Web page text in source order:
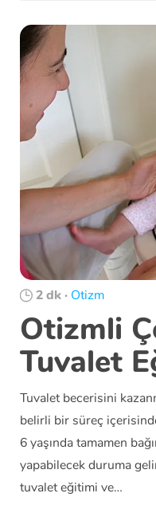
2 dk · Otizm
Otizmli
Tuvalet
Tuvalet becerisini
belirli bir süreç
6 yaşında tamamen
yapabilecek duruma
tuvalet eğitimi ve…